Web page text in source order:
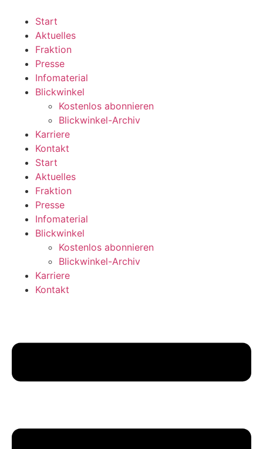
wechseln
Start
Aktuelles
Fraktion
Presse
Infomaterial
Blickwinkel
Kostenlos abonnieren
Blickwinkel-Archiv
Karriere
Kontakt
Start
Aktuelles
Fraktion
Presse
Infomaterial
Blickwinkel
Kostenlos abonnieren
Blickwinkel-Archiv
Karriere
Kontakt